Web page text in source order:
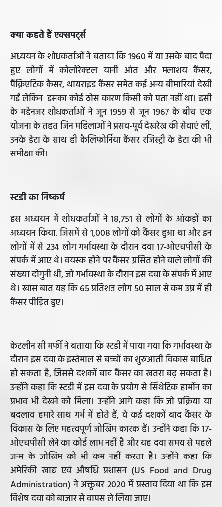
क्या कहते हैं एक्सपर्ट्स
अध्ययन के शोधकर्ताओं ने बताया कि 1960 में या उसके बाद पैदा
हुए लोगों में कोलोरेक्टल यानी आंत और मलाशय कैंसर,
पैंक्रिएटिक कैसर, थायराइड कैंसर समेत कई अन्य बीमारियां देखी
गईं लेकिन इसका कोई ठोस कारण किसी को पता नहीं था। इसी
के मद्देनजर शोधकर्ताओं ने जून 1959 से जून 1967 के बीच एक
योजना के तहत जिन महिलाओं ने प्रसव-पूर्व देखरेख की सेवाएं लीं,
उनके डेटा के साथ ही कैलिफोर्निया कैंसर रजिस्ट्री के डेटा की भी
समीक्षा की।
स्टडी का निष्कर्ष
इस अध्ययन में शोधकर्ताओं ने 18,751 से लोगों के आंकड़ों का
अध्ययन किया, जिसमें से 1,008 लोगों को कैंसर हुआ था और इन
लोगों में से 234 लोग गर्भावस्था के दौरान दवा 17-ओएचपीसी के
संपर्क में आए थे। वयस्क होने पर कैंसर ग्रसित होने वाले लोगों की
संख्या दोगुनी थी, जो गर्भावस्था के दौरान इस दवा के संपर्क में आए
थे। खास बात यह कि 65 प्रतिशत लोग 50 साल से कम उम्र में ही
कैंसर पीड़ित हुए।
केटलीन सी मर्फी ने बताया कि स्टडी में पाया गया कि गर्भावस्था के
दौरान इस दवा के इस्तेमाल से बच्चों का शुरुआती विकास बाधित
हो सकता है, जिससे दशकों बाद कैंसर का खतरा बढ़ सकता है।
उन्होंने कहा कि स्टडी में इस दवा के प्रयोग से सिंथेटिक हार्मोन का
प्रभाव भी देखने को मिला। उन्होंने आगे कहा कि जो प्रक्रिया या
बदलाव हमारे साथ गर्भ में होते हैं, वे कई दशकों बाद कैंसर के
विकास के लिए महत्वपूर्ण जोखिम कारक हैं। उन्होंने कहा कि 17-
ओएचपीसी लेने का कोई लाभ नहीं है और यह दवा समय से पहले
जन्म के जोखिम को भी कम नहीं करता है। उन्होंने कहा कि
अमेरिकी खाद्य एवं औषधि प्रशासन (US Food and Drug
Administration) ने अक्तूबर 2020 में प्रस्ताव दिया था कि इस
विशेष दवा को बाजार से वापस ले लिया जाए।